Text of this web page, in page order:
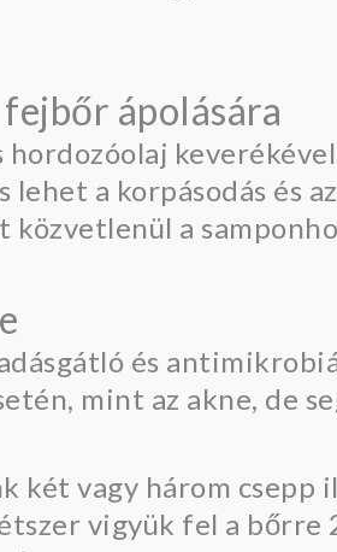
ápolására
lehet a korpásodás és
a
és
mint az akne, de
két vagy három
vigyük fel a